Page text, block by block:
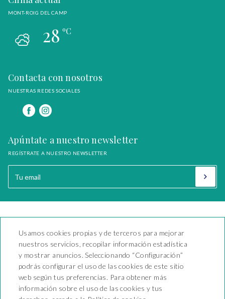
MONT-ROIG DEL CAMP
28ºC
Contacta con nosotros
NUESTRAS REDES SOCIALES
Apúntate a nuestro newsletter
REGÍSTRATE A NUESTRO NEWSLETTER
Camping Playa y Fiesta
Carretera Nacional 340 Km
1138 - Mont-Roig del Camp
43892 - KT-000066
T. +34 977 17 95 13
reservas@campingplayayfiesta.com
CONTACTO
Usamos cookies propias y de terceros para mejorar
nuestros servicios, recopilar información estadística
y mostrar anuncios. Seleccionando “Configuración”
podrás configurar el uso de las cookies de este sitio
web según tus preferencias. Para obtener más
información sobre el uso de las cookies y tus